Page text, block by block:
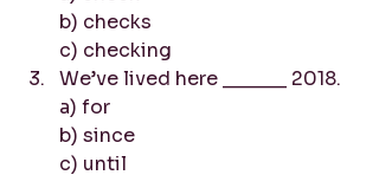
b) checks
c) checking
We’ve lived here ______ 2018.
a) for
b) since
c) until